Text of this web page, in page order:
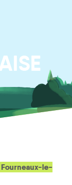
Fourneaux-le-